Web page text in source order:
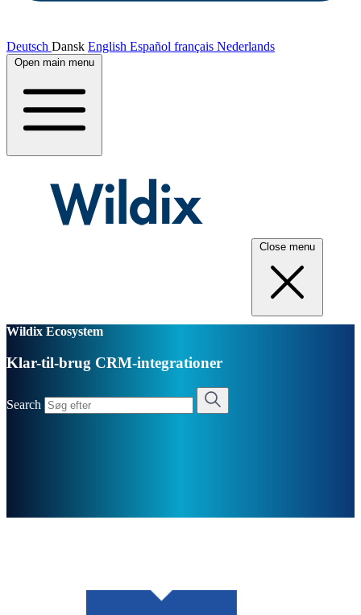
Deutsch Dansk English Español français Nederlands
Open main menu
Close menu
Wildix Ecosystem
Klar-til-brug CRM-integrationer
Search